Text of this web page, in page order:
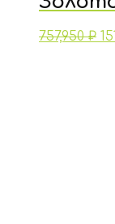
757,950₽